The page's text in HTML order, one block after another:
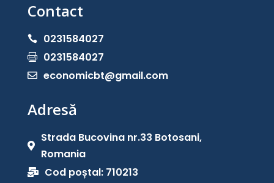
Contact
 0231584027
 0231584027
 economicbt@gmail.com
Adresă

Strada Bucovina nr.33 Botosani,
Romania
 Cod poștal: 710213